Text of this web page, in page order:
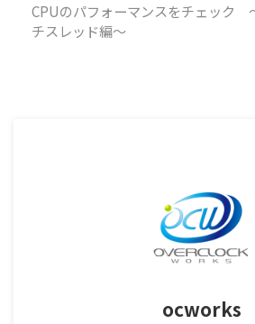
CPUのパフォーマンスをチェック
チスレッド編～
ocworks